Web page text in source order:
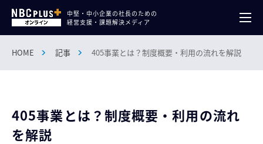
中堅・中小企業の社長のための
経営支援・課題解決メディア
HOME 記事 405事業とは？制度概要・利用の流れを解説
405事業とは？制度概要・利用の流れ
を解説